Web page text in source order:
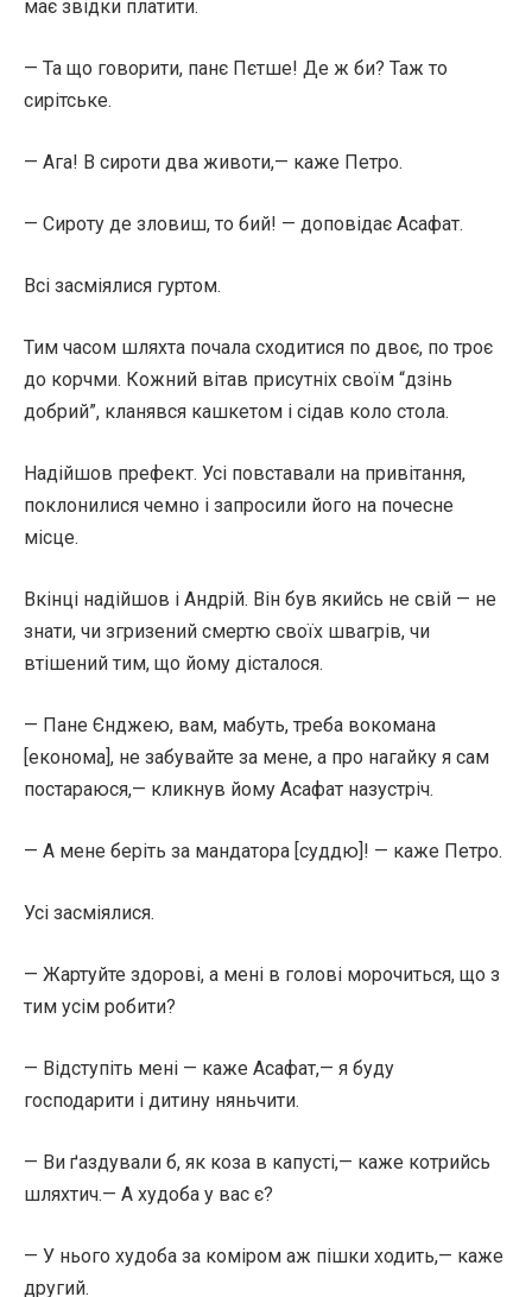
має звідки платити.
— Та що говорити, панє Пєтше! Де ж би? Таж то
сирітське.
— Ага! В сироти два животи,— каже Петро.
— Сироту де зловиш, то бий! — доповідає Асафат.
Всі засміялися гуртом.
Тим часом шляхта почала сходитися по двоє, по троє
до корчми. Кожний вітав присутніх своїм “дзінь
добрий”, кланявся кашкетом і сідав коло стола.
Надійшов префект. Усі повставали на привітання,
поклонилися чемно і запросили його на почесне
місце.
Вкінці надійшов і Андрій. Він був якийсь не свій — не
знати, чи згризений смертю своїх швагрів, чи
втішений тим, що йому дісталося.
— Пане Єнджею, вам, мабуть, треба вокомана
[економа], не забувайте за мене, а про нагайку я сам
постараюся,— кликнув йому Асафат назустріч.
— А мене беріть за мандатора [суддю]! — каже Петро.
Усі засміялися.
— Жартуйте здорові, а мені в голові морочиться, що з
тим усім робити?
— Відступіть мені — каже Асафат,— я буду
господарити і дитину няньчити.
— Ви ґаздували б, як коза в капусті,— каже котрийсь
шляхтич.— А худоба у вас є?
— У нього худоба за коміром аж пішки ходить,— каже
другий.